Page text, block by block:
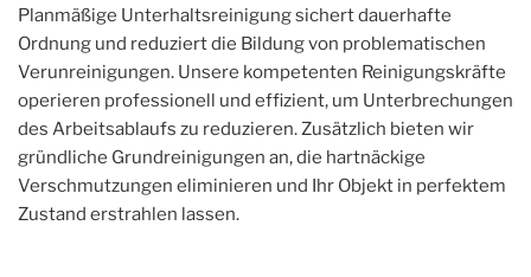
Planmäßige Unterhaltsreinigung sichert dauerhafte
Ordnung und reduziert die Bildung von problematischen
Verunreinigungen. Unsere kompetenten Reinigungskräfte
operieren professionell und effizient, um Unterbrechungen
des Arbeitsablaufs zu reduzieren. Zusätzlich bieten wir
gründliche Grundreinigungen an, die hartnäckige
Verschmutzungen eliminieren und Ihr Objekt in perfektem
Zustand erstrahlen lassen.